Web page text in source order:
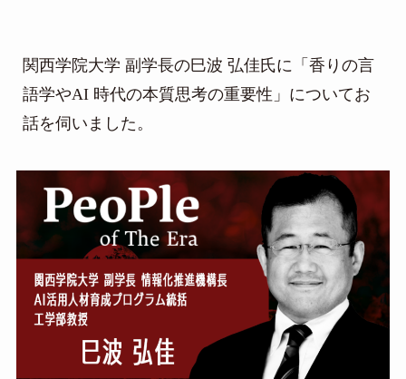
関西学院大学 副学長の巳波 弘佳氏に「香りの言
語学やAI 時代の本質思考の重要性」についてお
話を伺いました。